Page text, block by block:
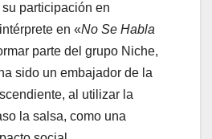
participación en
en «No Se Habla
parte del grupo Niche,
sido un embajador de la
al utilizar la
la salsa, como una